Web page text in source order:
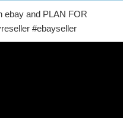
ebay and PLAN FOR
#ebayseller